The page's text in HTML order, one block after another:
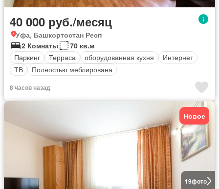
40 000 руб./месяц
Уфа, Башкортостан Респ
2 Комнаты
70 кв.м
Паркинг
Терраса оборудованная кухня
Интернет
ТВ
Полностью меблирована
8 часов назад
19фото
Новое